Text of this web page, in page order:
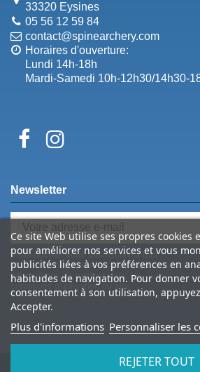
33320 Eysines
05 56 12 59 84
contact@spinearchery.com
Horaires d'ouverture:
Lundi 14h-18h
Mardi-Samedi 10h-12h30/14h30-
Ce site Web utilise ses propres cookies
pour améliorer nos services et vous
publicités liées à vos préférences en
habitudes de navigation. Pour donner
consentement à son utilisation,
Accepter.
Plus d'informations Personnaliser les
REJETER TOUT
Newsletter
Vous pouvez vous désinscrire à tout
moment. Vous trouverez pour cela nos
informations de contact dans les
conditions d'utilisation du site.